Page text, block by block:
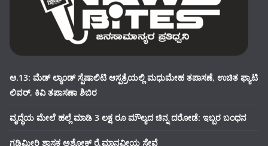
ಆ.13: ಮೆಡ್ ಲ್ಯಾಂಡ್ ಸ್ಪೆಷಾಲಿಟಿ ಆಸ್ಪತ್ರೆಯಲ್ಲಿ ಮಧುಮೇಹ ತಪಾಸಣೆ, ಉಚಿತ ಫ್ಯಾಟಿ
ಲಿವರ್, ಕಿವಿ ತಪಾಸಣಾ ಶಿಬಿರ
ವೃದ್ಧೆಯ ಮೇಲೆ ಹಲ್ಲೆ ಮಾಡಿ 3 ಲಕ್ಷ ರೂ ಮೌಲ್ಯದ ಚಿನ್ನ ದರೋಡೆ: ಇಬ್ಬರ ಬಂಧನ
ಗಡಿಮೀರಿ ಶಾಸಕ ಅಶೋಕ್ ರೈ ಮಾನವೀಯ ಸೇವೆ